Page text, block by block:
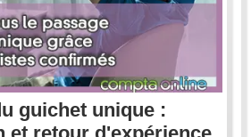
guichet unique :